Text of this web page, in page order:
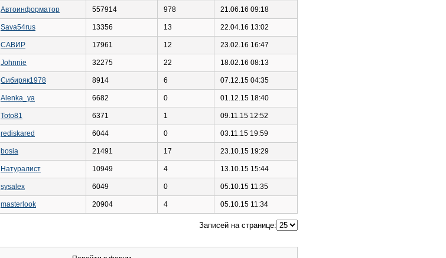
Автоинформатор 557914 978 21.06.16 09:18
Sava54rus 13356 13 22.04.16 13:02
САВИР 17961 12 23.02.16 16:47
Johnnie 32275 22 18.02.16 08:13
Сибиряк1978 8914 6 07.12.15 04:35
Alenka_ya 6682 0 01.12.15 18:40
Toto81 6371 1 09.11.15 12:52
rediskared 6044 0 03.11.15 19:59
bosia 21491 17 23.10.15 19:29
Натуралист 10949 4 13.10.15 15:44
sysalex 6049 0 05.10.15 11:35
masterlook 20904 4 05.10.15 11:34
Записей на странице: